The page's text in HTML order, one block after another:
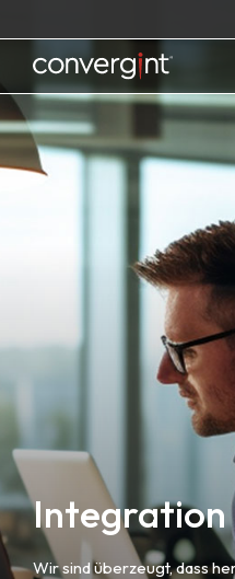
to
contentHome
Integration
Wir sind überzeugt, dass